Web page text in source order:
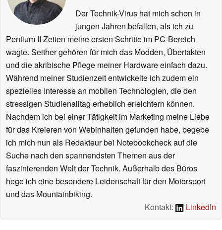
Der Technik-Virus hat mich schon in
jungen Jahren befallen, als ich zu
Pentium II Zeiten meine ersten Schritte im PC-Bereich
wagte. Seither gehören für mich das Modden, Übertakten
und die akribische Pflege meiner Hardware einfach dazu.
Während meiner Studienzeit entwickelte ich zudem ein
spezielles Interesse an mobilen Technologien, die den
stressigen Studienalltag erheblich erleichtern können.
Nachdem ich bei einer Tätigkeit im Marketing meine Liebe
für das Kreieren von Webinhalten gefunden habe, begebe
ich mich nun als Redakteur bei Notebookcheck auf die
Suche nach den spannendsten Themen aus der
faszinierenden Welt der Technik. Außerhalb des Büros
hege ich eine besondere Leidenschaft für den Motorsport
und das Mountainbiking.
Kontakt:
LinkedIn